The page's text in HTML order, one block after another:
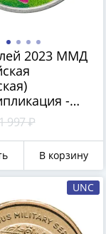
2023 ММД
-
в блистере
997 ₽
В корзину
UNC